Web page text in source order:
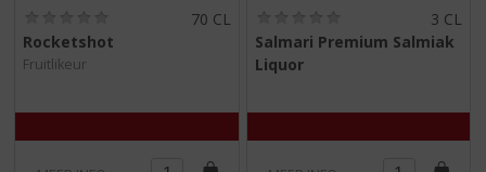
g
a
e
)
70 CL
Rocketshot
Fruitlikeur
,
)
3 CL
Salmari Premium Salmiak
Liquor